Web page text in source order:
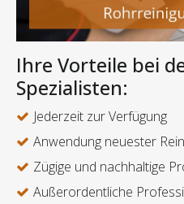
Ihre Vorteile bei
Spezialisten:
Jederzeit zur Verfügung
Anwendung neuester
Zügige und nachhaltige
Außerordentliche